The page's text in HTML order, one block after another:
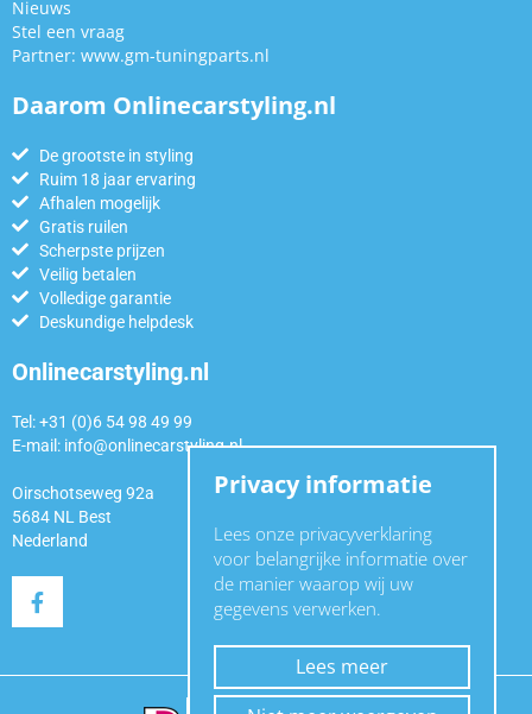
Nieuws
Stel een vraag
Partner: www.gm-tuningparts.nl
Daarom Onlinecarstyling.nl
De grootste in styling
Ruim 18 jaar ervaring
Afhalen mogelijk
Gratis ruilen
Scherpste prijzen
Veilig betalen
Volledige garantie
Deskundige helpdesk
Onlinecarstyling.nl
Tel: +31 (0)6 54 98 49 99
E-mail: info@onlinecarstyling.nl
Oirschotseweg 92a
5684 NL Best
Nederland
Privacy informatie
Lees onze privacyverklaring
voor belangrijke informatie over
de manier waarop wij uw
gegevens verwerken.
Lees meer